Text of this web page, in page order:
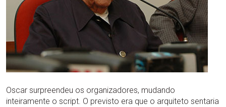
Oscar surpreendeu os organizadores, mudando
inteiramente o script. O previsto era que o arquiteto sentaria